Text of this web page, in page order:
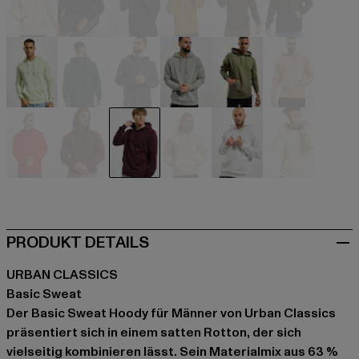
beige braun braun
grau olive
PRODUKT DETAILS
URBAN CLASSICS
Basic Sweat
Der Basic Sweat Hoody für Männer von Urban Classics
präsentiert sich in einem satten Rotton, der sich
vielseitig kombinieren lässt. Sein Materialmix aus 63 %